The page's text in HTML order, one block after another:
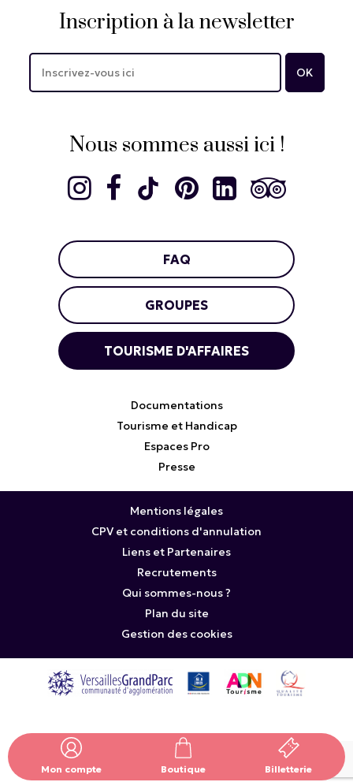
Mon compte Boutique Billetterie
Inscription à la newsletter
Nous sommes aussi ici !
FAQ
GROUPES
TOURISME D'AFFAIRES
Documentations
Tourisme et Handicap
Espaces Pro
Presse
Mentions légales
CPV et conditions d'annulation
Liens et Partenaires
Recrutements
Qui sommes-nous ?
Plan du site
Gestion des cookies